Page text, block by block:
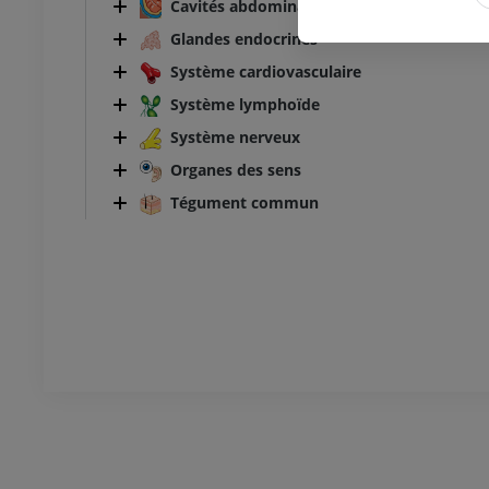
Cavités abdominale et pelvienne
Glandes endocrines
Système cardiovasculaire
Système lymphoïde
Système nerveux
Organes des sens
Tégument commun
PREMIUM